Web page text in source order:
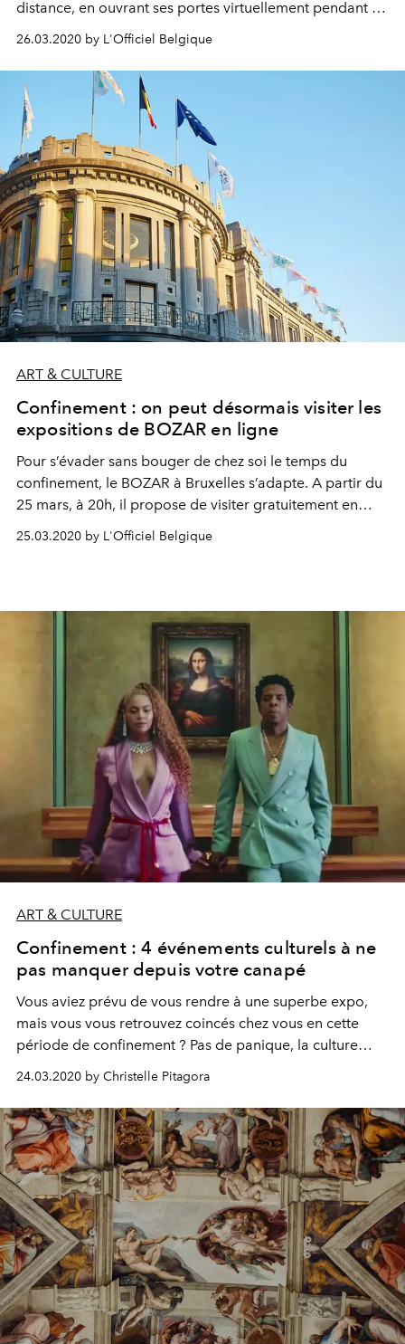
distance, en ouvrant ses portes virtuellement pendant la
26.03.2020 by L'Officiel Belgique
ART & CULTURE
Confinement : on peut désormais visiter les
expositions de BOZAR en ligne
Pour s’évader sans bouger de chez soi le temps du
confinement, le BOZAR à Bruxelles s’adapte. A partir du
25 mars, à 20h, il propose de visiter gratuitement en
Haring, ou encore une série de concerts donnés depuis
25.03.2020 by L'Officiel Belgique
ART & CULTURE
Confinement : 4 événements culturels à ne
pas manquer depuis votre canapé
Vous aviez prévu de vous rendre à une superbe expo,
mais vous vous retrouvez coincés chez vous en cette
période de confinement ? Pas de panique, la culture
rediffusions d'anciens concerts ou représentations
d'opéra sur des plateformes dédiées... A vos agendas.
24.03.2020 by Christelle Pitagora